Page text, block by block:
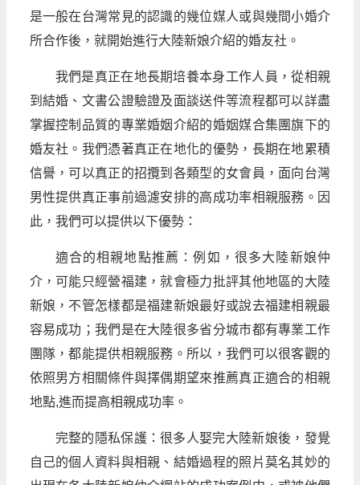
是一般在台灣常見的認識的幾位媒人或與幾間小婚介
所合作後，就開始進行大陸新娘介紹的婚友社。
我們是真正在地長期培養本身工作人員，從相親
到結婚、文書公證驗證及面談送件等流程都可以詳盡
掌握控制品質的專業婚姻介紹的婚姻媒合集團旗下的
婚友社。我們憑著真正在地化的優勢，長期在地累積
信譽，可以真正的招攬到各類型的女會員，面向台灣
男性提供真正事前過濾安排的高成功率相親服務。因
此，我們可以提供以下優勢：
適合的相親地點推薦：例如，很多大陸新娘仲
介，可能只經營福建，就會極力批評其他地區的大陸
新娘，不管怎樣都是福建新娘最好或說去福建相親最
容易成功；我們是在大陸很多省分城市都有專業工作
團隊，都能提供相親服務。所以，我們可以很客觀的
依照男方相關條件與擇偶期望來推薦真正適合的相親
地點,進而提高相親成功率。
完整的隱私保護：很多人娶完大陸新娘後，發覺
自己的個人資料與相親、結婚過程的照片莫名其妙的